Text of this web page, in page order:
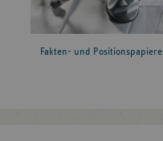
Fakten- und Positionspapiere